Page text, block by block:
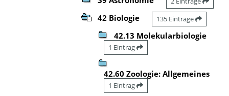
42 Biologie 135 Einträge
42.13 Molekularbiologie
1 Eintrag
42.60 Zoologie: Allgemeines
1 Eintrag